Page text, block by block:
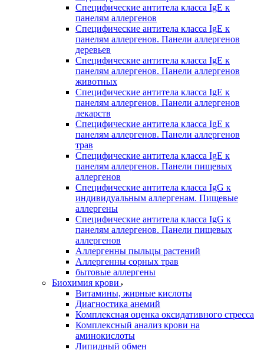
Специфические антитела класса IgE к
панелям аллергенов
Специфические антитела класса IgE к
панелям аллергенов. Панели аллергенов
деревьев
Специфические антитела класса IgE к
панелям аллергенов. Панели аллергенов
животных
Специфические антитела класса IgE к
панелям аллергенов. Панели аллергенов
лекарств
Специфические антитела класса IgE к
панелям аллергенов. Панели аллергенов
трав
Специфические антитела класса IgE к
панелям аллергенов. Панели пищевых
аллергенов
Специфические антитела класса IgG к
индивидуальным аллергенам. Пищевые
аллергены
Специфические антитела класса IgG к
панелям аллергенов. Панели пищевых
аллергенов
Аллергенны пыльцы растений
Аллергенны сорных трав
бытовые аллергены
Биохимия крови
Витамины, жирные кислоты
Диагностика анемий
Комплексная оценка оксидативного стресса
Комплексный анализ крови на
аминокислоты
Липидный обмен